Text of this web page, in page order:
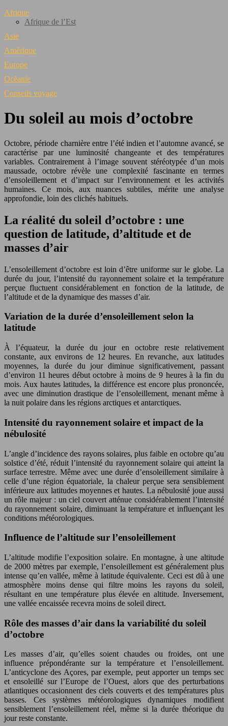
Afrique
Afrique de l’Est
Asie
Amérique
Europe
Océanie
Conseils voyage
Du soleil au mois d’octobre
Octobre, période charnière entre l’été indien et l’automne avancé, se
caractérise par une luminosité changeante et des températures
variables. Contrairement à l’image souvent stéréotypée d’un mois
maussade, octobre révèle une complexité fascinante en termes
d’ensoleillement et d’impact sur l’environnement et les activités
humaines. Ce mois, aux nuances subtiles, mérite une analyse
approfondie, loin des clichés habituels.
La réalité du soleil d’octobre : une
question de latitude, d’altitude et de
masses d’air
L’ensoleillement d’octobre est loin d’être uniforme sur le globe. La
durée du jour, l’intensité du rayonnement solaire et la température
perçue fluctuent considérablement en fonction de la latitude, de
l’altitude et de la dynamique des masses d’air.
Variation de la durée d’ensoleillement selon la
latitude
À l’équateur, la durée du jour en octobre reste relativement
constante, aux environs de 12 heures. En revanche, aux latitudes
moyennes, la durée du jour diminue significativement, passant
d’environ 11 heures début octobre à moins de 9 heures à la fin du
mois. Aux hautes latitudes, la différence est encore plus prononcée,
avec une diminution drastique de l’ensoleillement, menant même à
la nuit polaire dans les régions arctiques et antarctiques.
Intensité du rayonnement solaire et impact de la
nébulosité
L’angle d’incidence des rayons solaires, plus faible en octobre qu’au
solstice d’été, réduit l’intensité du rayonnement solaire qui atteint la
surface terrestre. Même avec une durée d’ensoleillement similaire à
celle d’une région équatoriale, la chaleur perçue sera sensiblement
inférieure aux latitudes moyennes et hautes. La nébulosité joue aussi
un rôle majeur : un ciel couvert atténue considérablement l’intensité
du rayonnement solaire, diminuant la température et influençant les
conditions météorologiques.
Influence de l’altitude sur l’ensoleillement
L’altitude modifie l’exposition solaire. En montagne, à une altitude
de 2000 mètres par exemple, l’ensoleillement est généralement plus
intense qu’en vallée, même à latitude équivalente. Ceci est dû à une
atmosphère moins dense qui filtre moins les rayons du soleil,
résultant en une température plus élevée en altitude. Inversement,
une vallée encaissée recevra moins de soleil direct.
Rôle des masses d’air dans la variabilité du soleil
d’octobre
Les masses d’air, qu’elles soient chaudes ou froides, ont une
influence prépondérante sur la température et l’ensoleillement.
L’anticyclone des Açores, par exemple, peut apporter un temps sec
et ensoleillé sur l’Europe de l’Ouest, alors que des perturbations
atlantiques occasionnent des ciels couverts et des températures plus
basses. Ces systèmes météorologiques dynamiques modifient
sensiblement l’ensoleillement réel, même si la durée théorique du
jour reste constante.